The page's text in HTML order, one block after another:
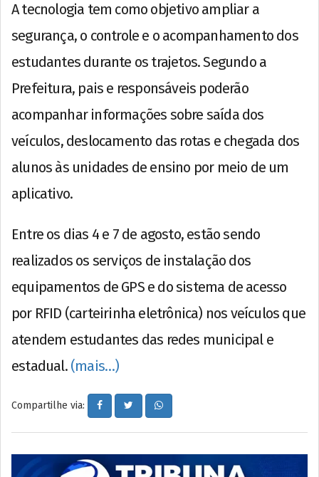
A tecnologia tem como objetivo ampliar a
segurança, o controle e o acompanhamento dos
estudantes durante os trajetos. Segundo a
Prefeitura, pais e responsáveis poderão
acompanhar informações sobre saída dos
veículos, deslocamento das rotas e chegada dos
alunos às unidades de ensino por meio de um
aplicativo.
Entre os dias 4 e 7 de agosto, estão sendo
realizados os serviços de instalação dos
equipamentos de GPS e do sistema de acesso
por RFID (carteirinha eletrônica) nos veículos que
atendem estudantes das redes municipal e
estadual. (mais…)
Compartilhe via: